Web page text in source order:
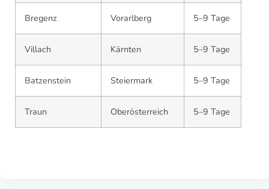
Bregenz Vorarlberg 5–9 Tage
Villach Kärnten 5–9 Tage
Batzenstein Steiermark 5–9 Tage
Traun Oberösterreich 5–9 Tage